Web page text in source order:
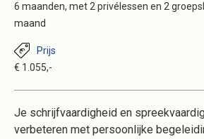
6 maanden, met 2 privélessen en 2
maand
Prijs
€ 1.055,-
Je schrijfvaardigheid en
verbeteren met persoonlijke